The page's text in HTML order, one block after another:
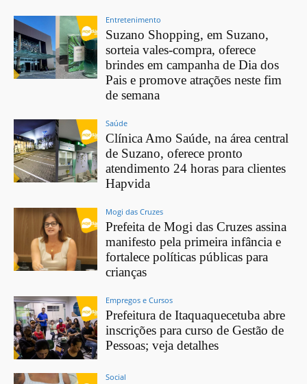
Entretenimento
Suzano Shopping, em Suzano,
sorteia vales-compra, oferece
brindes em campanha de Dia dos
Pais e promove atrações neste fim
de semana
Saúde
Clínica Amo Saúde, na área central
de Suzano, oferece pronto
atendimento 24 horas para clientes
Hapvida
Mogi das Cruzes
Prefeita de Mogi das Cruzes assina
manifesto pela primeira infância e
fortalece políticas públicas para
crianças
Empregos e Cursos
Prefeitura de Itaquaquecetuba abre
inscrições para curso de Gestão de
Pessoas; veja detalhes
Social